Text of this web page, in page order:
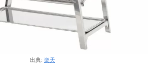
出典: 楽天